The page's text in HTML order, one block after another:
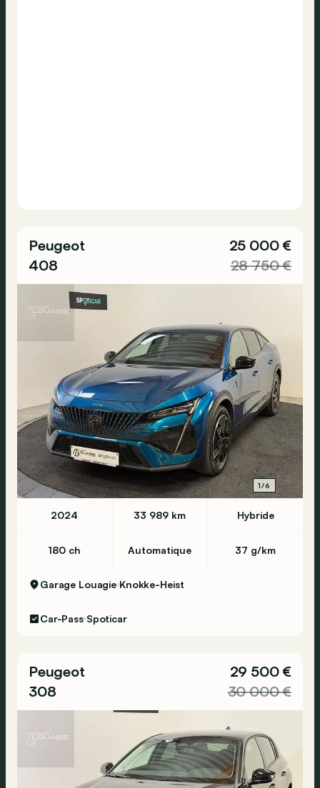
Peugeot
408
25 000 €
28 750 €
1/6
2024 33 989 km Hybride
180 ch Automatique 37 g/km
Garage Louagie Knokke-Heist
Car-Pass Spoticar
Peugeot
308
29 500 €
30 000 €